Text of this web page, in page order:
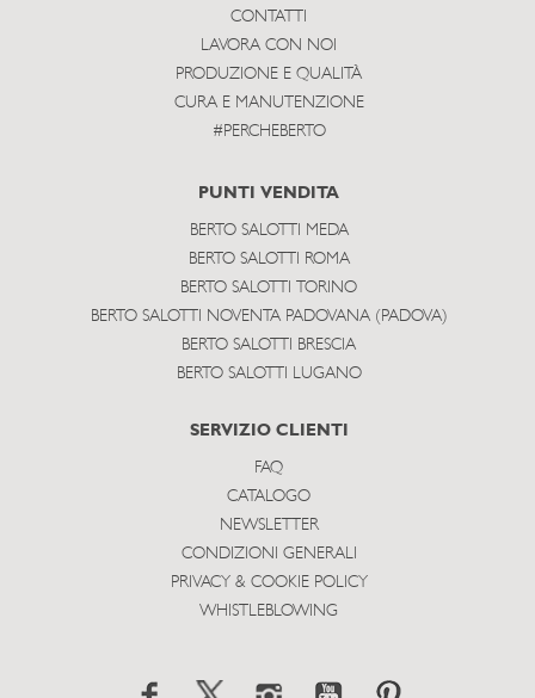
CONTATTI
LAVORA CON NOI
PRODUZIONE E QUALITÀ
CURA E MANUTENZIONE
#PERCHEBERTO
PUNTI VENDITA
BERTO SALOTTI MEDA
BERTO SALOTTI ROMA
BERTO SALOTTI TORINO
BERTO SALOTTI NOVENTA PADOVANA (PADOVA)
BERTO SALOTTI BRESCIA
BERTO SALOTTI LUGANO
SERVIZIO CLIENTI
FAQ
CATALOGO
NEWSLETTER
CONDIZIONI GENERALI
PRIVACY & COOKIE POLICY
WHISTLEBLOWING